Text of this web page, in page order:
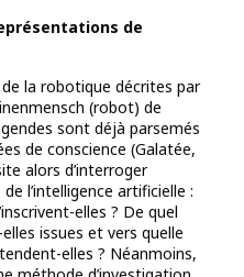
de
la robotique décrites par
(robot) de
sont déjà parsemés
de conscience (Galatée,
alors d’interroger
l’intelligence artificielle :
elles ? De quel
issues et vers quelle
elles ? Néanmoins,